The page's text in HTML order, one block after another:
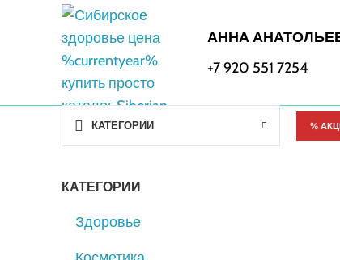
АННА
+7 920 551 7254
КАТЕГОРИИ %
КАТЕГОРИИ
Здоровье